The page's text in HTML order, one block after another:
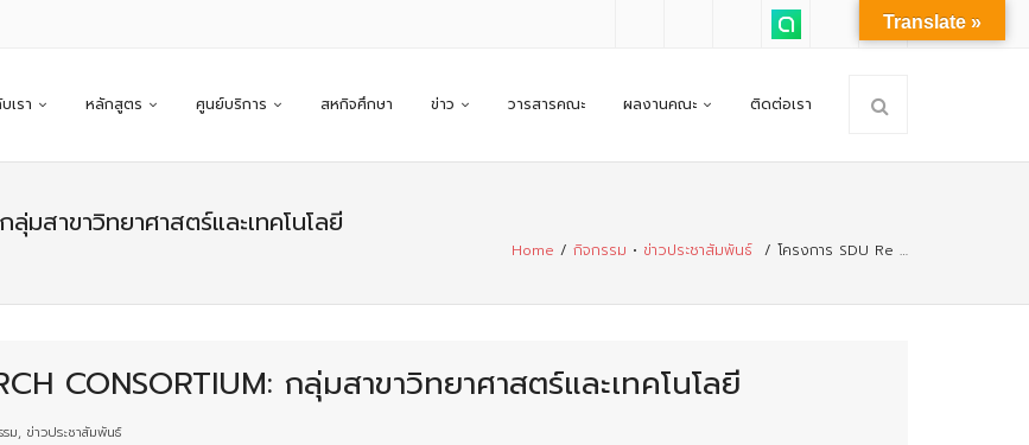
เรา หลักสูตร ศูนย์บริการ สหกิจศึกษา ข่าว วารสารคณะ ผลงานคณะ ติดต่อเรา
ลุ่มสาขาวิทยาศาสตร์และเทคโนโลยี
Home / กิจกรรม • ข่าวประชาสัมพันธ์ / โครงการ SDU Re …
CONSORTIUM: กลุ่มสาขาวิทยาศาสตร์และเทคโนโลยี
ม, ข่าวประชาสัมพันธ์
Translate »